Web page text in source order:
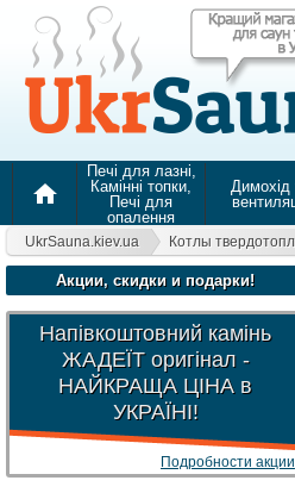
home
Печі для лазні,
Камінні топки,
Печі для
опалення
Димохід
UkrSauna.kiev.ua Котлы
Акции, скидки и подарки!
Напівкоштовний камінь
ЖАДЕЇТ оригінал -
НАЙКРАЩА ЦІНА в
УКРАЇНІ!
Подробности акции